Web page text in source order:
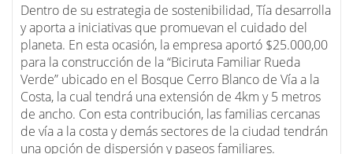
Dentro de su estrategia de sostenibilidad, Tía desarrolla
y aporta a iniciativas que promuevan el cuidado del
planeta. En esta ocasión, la empresa aportó $25.000,00
para la construcción de la “Biciruta Familiar Rueda
Verde” ubicado en el Bosque Cerro Blanco de Vía a la
Costa, la cual tendrá una extensión de 4km y 5 metros
de ancho. Con esta contribución, las familias cercanas
de vía a la costa y demás sectores de la ciudad tendrán
una opción de dispersión y paseos familiares.